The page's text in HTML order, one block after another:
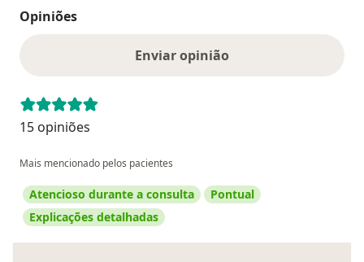
Opiniões
Enviar opinião
15 opiniões
Mais mencionado pelos pacientes
Atencioso durante a consulta
Pontual
Explicações detalhadas